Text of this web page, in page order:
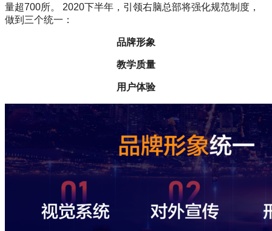
量超700所。 2020下半年，引领右脑总部将强化规范制度，
做到三个统一：
品牌形象
教学质量
用户体验